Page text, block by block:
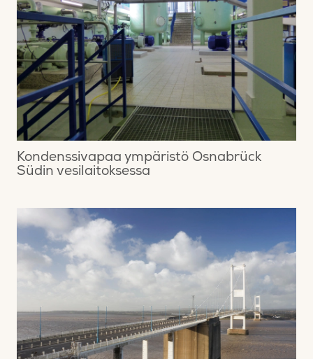
Kondenssivapaa ympäristö Osnabrück
Südin vesilaitoksessa